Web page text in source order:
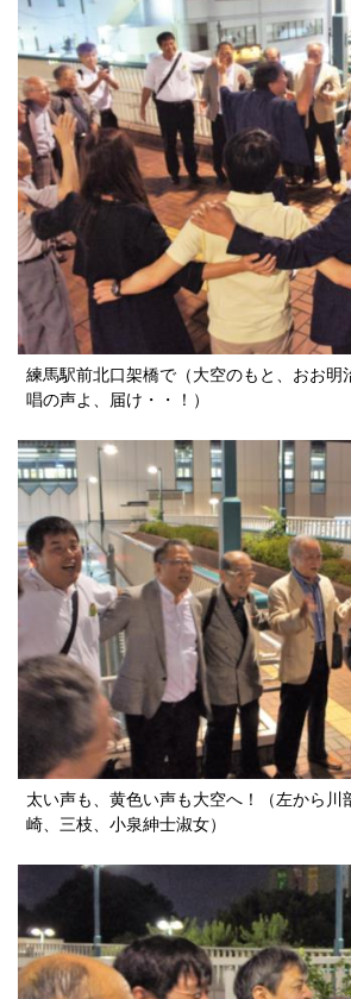
練馬駅前北口架橋で（大空のもと、おお明
唱の声よ、届け・・！）
太い声も、黄色い声も大空へ！（左から川
崎、三枝、小泉紳士淑女）